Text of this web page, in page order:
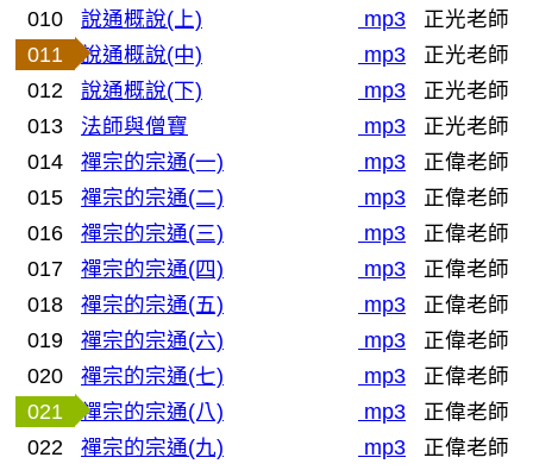
010
說通概說(上) mp3
正光老師
011
說通概說(中) mp3
正光老師
012
說通概說(下) mp3
正光老師
013
法師與僧寶 mp3
正光老師
014
禪宗的宗通(一) mp3
正偉老師
015
禪宗的宗通(二) mp3
正偉老師
016
禪宗的宗通(三) mp3
正偉老師
017
禪宗的宗通(四) mp3
正偉老師
018
禪宗的宗通(五) mp3
正偉老師
019
禪宗的宗通(六) mp3
正偉老師
020
禪宗的宗通(七) mp3
正偉老師
021
禪宗的宗通(八) mp3
正偉老師
022
禪宗的宗通(九) mp3
正偉老師